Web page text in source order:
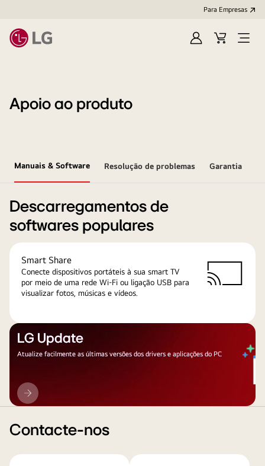
Para Empresas
IniciarCart
Open
Apoio ao produto
Manuais & Software Resolução de problemas Garantia
Descarregamentos de
softwares populares
Smart Share
Conecte dispositivos portáteis à sua smart TV
por meio de uma rede Wi-Fi ou ligação USB para
visualizar fotos, músicas e vídeos.
LG Update
Atualize facilmente as últimas versões dos drivers e aplicações do PC
LG
Update
Contacte-nos